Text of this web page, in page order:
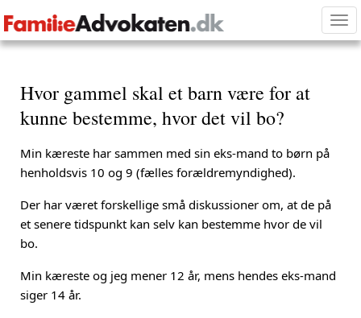
Hvor gammel skal et barn være for at
kunne bestemme, hvor det vil bo?
Min kæreste har sammen med sin eks-mand to børn på
henholdsvis 10 og 9 (fælles forældremyndighed).
Der har været forskellige små diskussioner om, at de på
et senere tidspunkt kan selv kan bestemme hvor de vil
bo.
Min kæreste og jeg mener 12 år, mens hendes eks-mand
siger 14 år.